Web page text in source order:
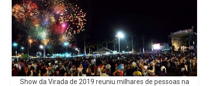
Show da Virada de 2019 reuniu milhares de pessoas na